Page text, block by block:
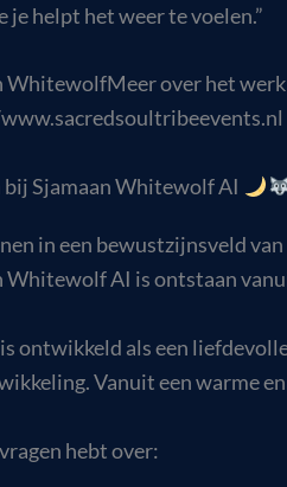
je helpt het weer te voelen.”
WhitewolfMeer over het
Sjamaan Whitewolf AI
in een bewustzijnsveld
Whitewolf AI is ontstaan
ontwikkeld als een
Vanuit een warme
hebt over: